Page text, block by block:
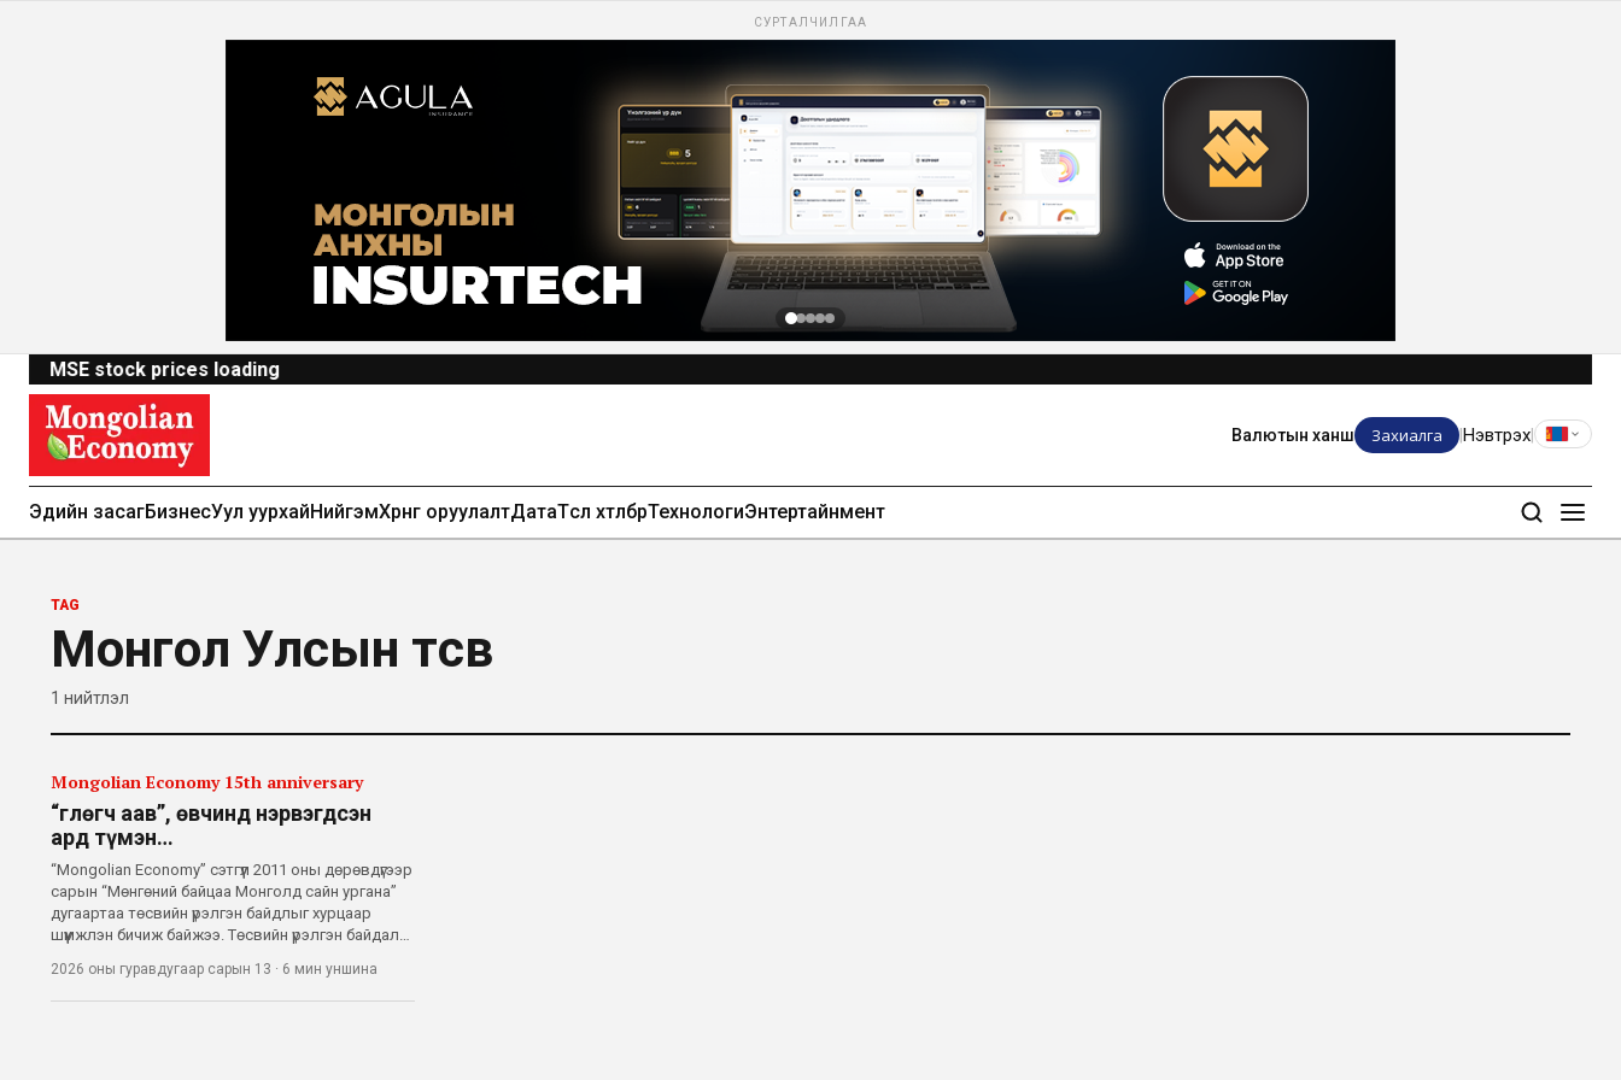
СУРТАЛЧИЛГАА
MSE stock prices loading
Валютын ханш Захиалга Нэвтрэх
Эдийн засагБизнесУул уурхайНийгэмХөрөнгө оруулалтДатаТөсөл хөтөлбөрТехнологиЭнтертайнмент
TAG
Монгол Улсын төсөв
1 нийтлэл
Mongolian Economy 15th anniversary
“Өглөгч аав”, өвчинд нэрвэгдсэн
ард түмэн…
“Mongolian Economy” сэтгүүл 2011 оны дөрөвдүгээр
сарын “Мөнгөний байцаа Монголд сайн ургана”
дугаартаа төсвийн үрэлгэн байдлыг хурцаар
шүүмжлэн бичиж байжээ. Төсвийн үрэлгэн байдал
гэхэд хилсдэхгүй, төр данхайж төсөв тэлсээр
байгаа би
2026 оны гуравдугаар сарын 13 · 6 мин уншина